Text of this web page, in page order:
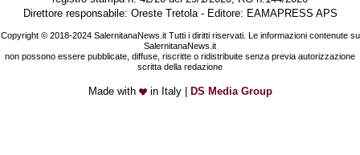
Direttore responsabile: Oreste Tretola - Editore: EAMAPRESS APS
Copyright © 2018-2024 SalernitanaNews.it Tutti i diritti riservati. Le informazioni contenute su
SalernitanaNews.it
non possono essere pubblicate, diffuse, riscritte o ridistribuite senza previa autorizzazione
scritta della redazione
Made with in Italy | DS Media Group